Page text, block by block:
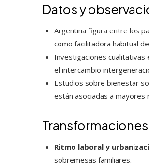
Datos y
Argentina figura entre los
como facilitadora habitual
Investigaciones cualitativas
el intercambio
Estudios sobre bienestar
están asociadas a mayores
Ritmo laboral y
sobremesas familiares.